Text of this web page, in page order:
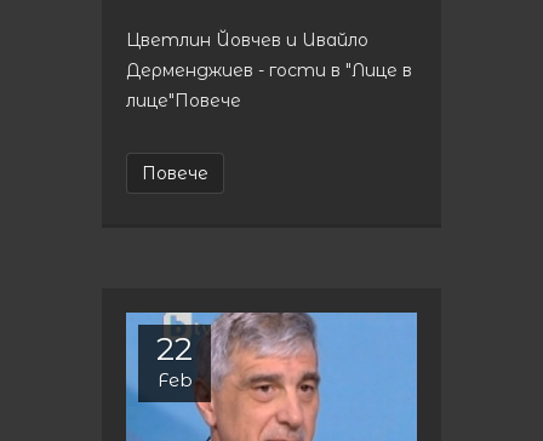
Цветлин Йовчев и Ивайло
Дерменджиев - гости в "Лице в
лице"Повече
Повече
22
Feb